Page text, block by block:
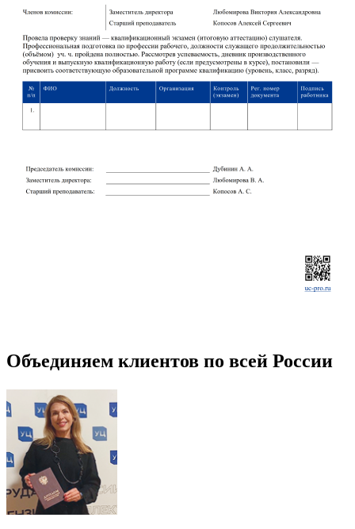
Объединяем клиентов по всей России